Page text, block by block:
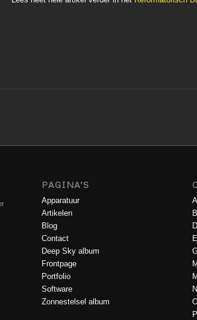
PAGINA’S
Apparatuur
Artikelen
Blog
Contact
Deep Sky album
Frontpage
Portfolio
Software
Zonnestelsel album